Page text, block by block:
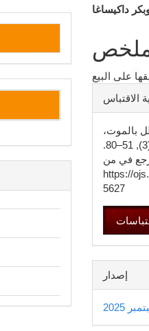
المقالة
داكيساغا
على البيع
الاقتباس
تبطل بالموت،
(3), 51–80.
في من
https://
5627
إصدار